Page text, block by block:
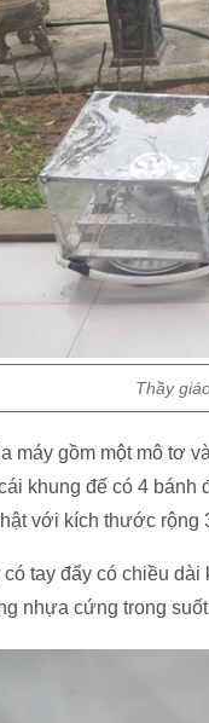
Thầy
máy gồm một mô tơ
khung đế có 4 bánh
với kích thước rộng
có tay đẩy có chiều
nhựa cứng trong